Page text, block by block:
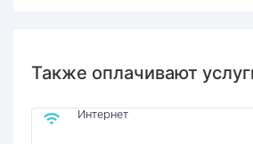
Также оплачивают
Интернет